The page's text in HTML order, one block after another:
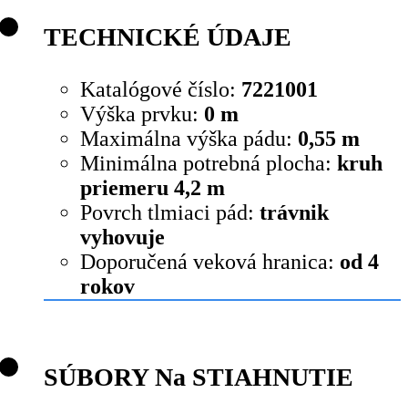
TECHNICKÉ ÚDAJE
Katalógové číslo: 7221001
Výška prvku: 0 m
Maximálna výška pádu: 0,55 m
Minimálna potrebná plocha: kruh
priemeru 4,2 m
Povrch tlmiaci pád: trávnik
vyhovuje
Doporučená veková hranica: od 4
rokov
SÚBORY Na STIAHNUTIE